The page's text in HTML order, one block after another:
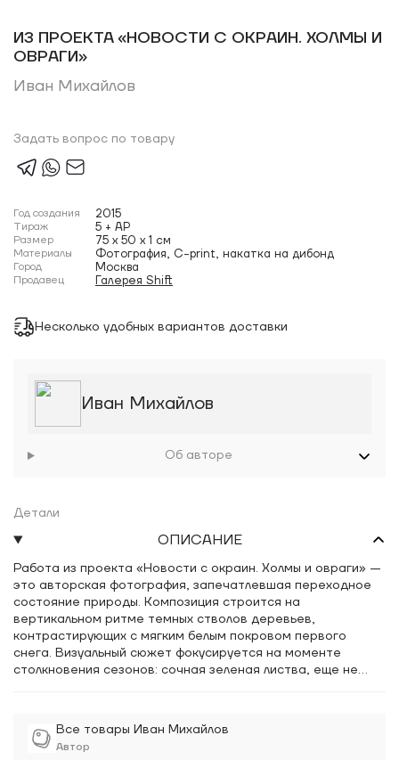
ИЗ ПРОЕКТА «НОВОСТИ С ОКРАИН. ХОЛМЫ И
ОВРАГИ»
Иван Михайлов
Задать вопрос по товару
Год создания 2015
Тираж 5 + AP
Размер 75 x 50 x 1 см
Материалы Фотография, C-print, накатка на дибонд
Город Москва
Продавец Галерея Shift
Несколько удобных вариантов доставки
Все товары Иван Михайлов
Автор
Иван Михайлов
Об авторе
Детали
ОПИСАНИЕ
Работа из проекта «Новости с окраин. Холмы и овраги» —
это авторская фотография, запечатлевшая переходное
состояние природы. Композиция строится на
вертикальном ритме темных стволов деревьев,
контрастирующих с мягким белым покровом первого
снега. Визуальный сюжет фокусируется на моменте
столкновения сезонов: сочная зеленая листва, еще не
тонов и чистого белого фона.